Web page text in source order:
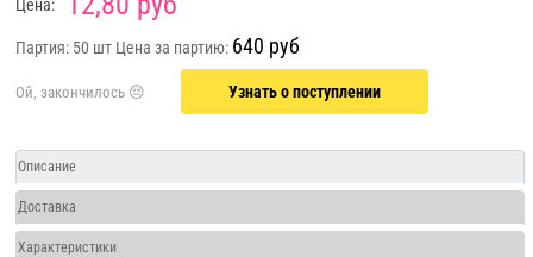
Цена:
Партия: 50 шт Цена за партию: 640 руб
Узнать о поступлении
Описание
Доставка
Характеристики